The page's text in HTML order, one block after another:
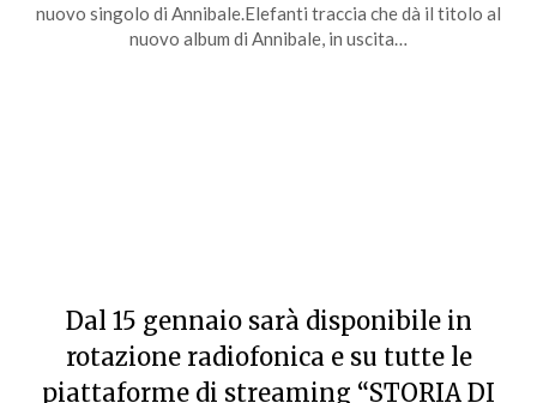
nuovo singolo di Annibale.Elefanti traccia che dà il titolo al
nuovo album di Annibale, in uscita…
Dal 15 gennaio sarà disponibile in
rotazione radiofonica e su tutte le
piattaforme di streaming “STORIA DI